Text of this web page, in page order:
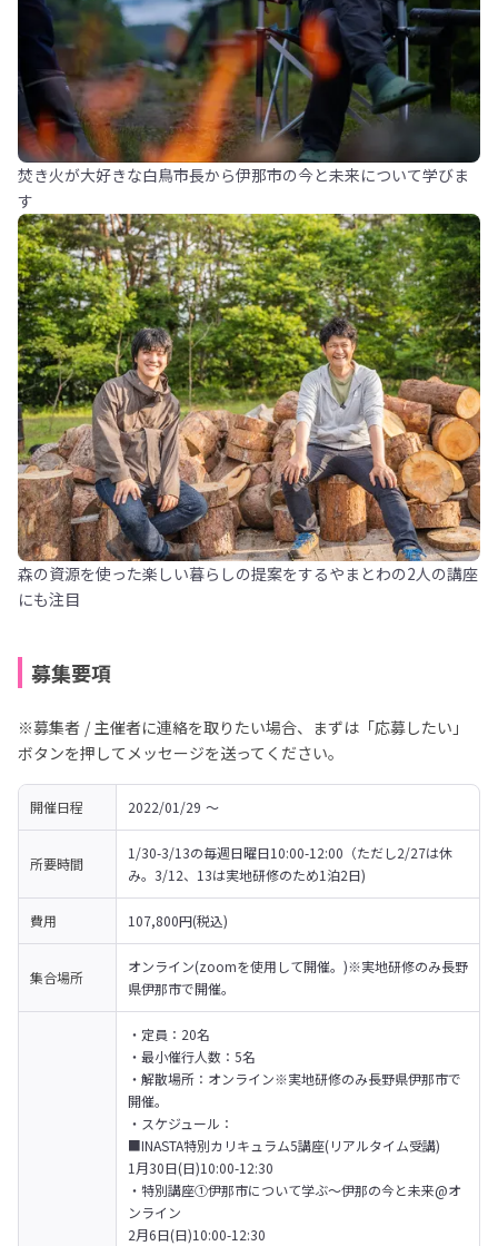
焚き火が大好きな白鳥市長から伊那市の今と未来について学びま
す
森の資源を使った楽しい暮らしの提案をするやまとわの2人の講座
にも注目
募集要項
※募集者 / 主催者に連絡を取りたい場合、まずは「応募したい」
ボタンを押してメッセージを送ってください。
開催日程 2022/01/29 〜
所要時間
1/30-3/13の毎週日曜日10:00-12:00（ただし2/27は休
み。3/12、13は実地研修のため1泊2日)
費用 107,800円(税込)
集合場所
オンライン(zoomを使用して開催。)※実地研修のみ長野
県伊那市で開催。
・定員：20名
・最小催行人数：5名
・解散場所：オンライン※実地研修のみ長野県伊那市で
開催。
・スケジュール：
■INASTA特別カリキュラム5講座(リアルタイム受講)
1月30日(日)10:00-12:30
・特別講座①伊那市について学ぶ〜伊那の今と未来@オ
ンライン
2月6日(日)10:00-12:30